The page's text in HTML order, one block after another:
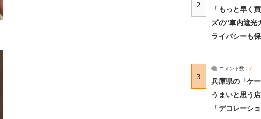
2
「もっと早く
ズの“車内遮
ライバシーも
3
コメント数： 7
兵庫県の「ケ
うまいと思う
「デコレーシ